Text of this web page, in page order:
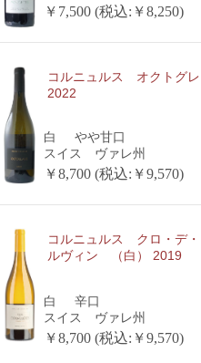
￥7,500 (税込:￥8,250)
コルニュルス オクトグ
2022
白
やや甘口
スイス ヴァレ州
￥8,700 (税込:￥9,570)
コルニュルス クロ・デ
ルヴィン （白） 2019
白
辛口
スイス ヴァレ州
￥8,700 (税込:￥9,570)